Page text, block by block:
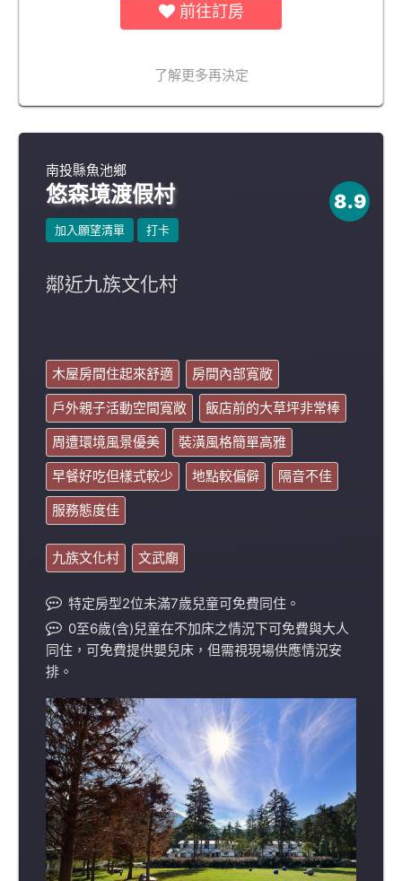
前往訂房
了解更多再決定
南投縣魚池鄉
悠森境渡假村 8.9
加入願望清單 打卡
鄰近九族文化村
木屋房間住起來舒適
房間內部寬敞
戶外親子活動空間寬敞
飯店前的大草坪非常棒
周遭環境風景優美
裝潢風格簡單高雅
早餐好吃但樣式較少
地點較偏僻
隔音不佳
服務態度佳
九族文化村 文武廟
特定房型2位未滿7歲兒童可免費同住。
0至6歲(含)兒童在不加床之情況下可免費與大人
同住，可免費提供嬰兒床，但需視現場供應情況安
排。